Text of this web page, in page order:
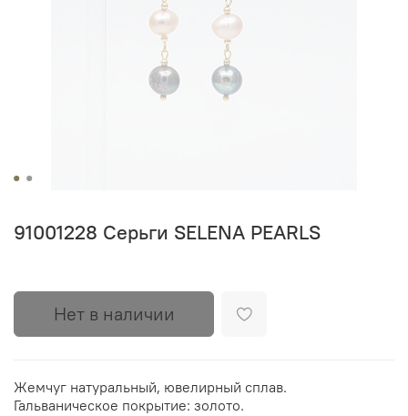
91001228 Серьги SELENA PEARLS
Нет в наличии
Жемчуг натуральный, ювелирный сплав.
Гальваническое покрытие: золото.